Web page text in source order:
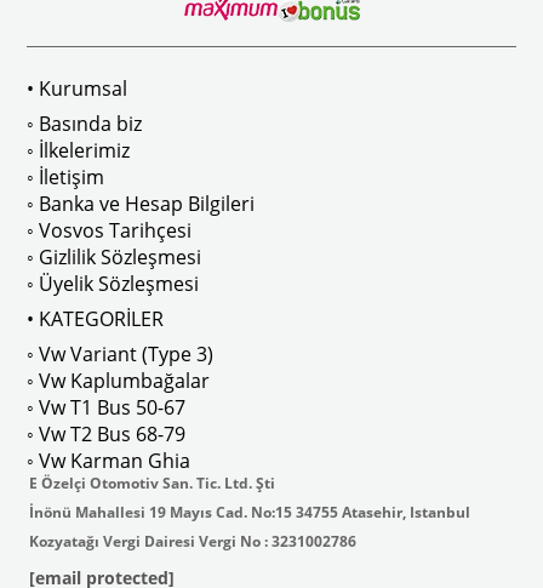
isteyenler için tercih edilir.
: AC711500 / 80500
1968-1979 Yılları Arasındaki T2
• Kurumsal
◦ Basında biz
◦ İlkelerimiz
◦ İletişim
◦ Banka ve Hesap Bilgileri
◦ Vosvos Tarihçesi
◦ Gizlilik Sözleşmesi
◦ Üyelik Sözleşmesi
• KATEGORİLER
◦ Vw Variant (Type 3)
◦ Vw Kaplumbağalar
◦ Vw T1 Bus 50-67
◦ Vw T2 Bus 68-79
◦ Vw Karman Ghia
E Özelçi Otomotiv San. Tic. Ltd. Şti
İnönü Mahallesi 19 Mayıs Cad. No:15 34755 Atasehir, Istanbul
Kozyatağı Vergi Dairesi Vergi No : 3231002786
[email protected]